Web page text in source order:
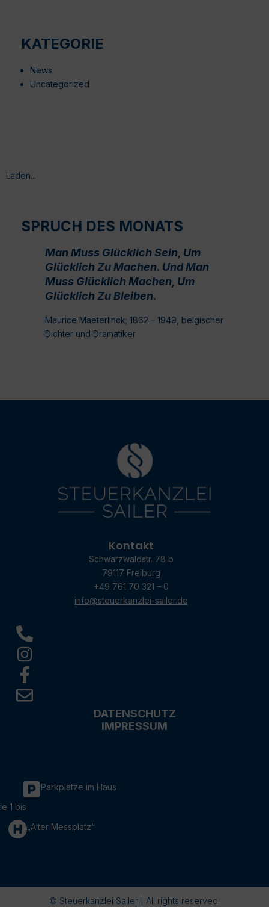
KATEGORIE
News
Uncategorized
Laden...
SPRUCH DES MONATS
Man Muss Glücklich Sein, Um
Glücklich Zu Machen. Und Man
Muss Glücklich Machen, Um
Glücklich Zu Bleiben.
Maurice Maeterlinck; 1862 – 1949, belgischer
Dichter und Dramatiker
Kontakt
Schwarzwaldstr. 78 b
79117 Freiburg
+49 761 70 321 – 0
info@steuerkanzlei-sailer.de
DATENSCHUTZ
IMPRESSUM
Parkplätze im Haus
1 bis
„Alter Messplatz“
© Steuerkanzlei Sailer | All rights reserved.